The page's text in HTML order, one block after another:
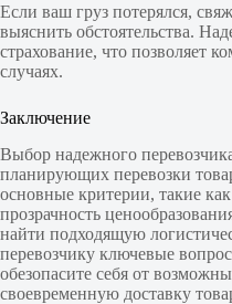
Если ваш груз потерялся,
выяснить обстоятельства.
страхование, что позволяет
случаях.
Заключение
Выбор надежного
планирующих перевозки
основные критерии, такие
прозрачность
найти подходящую
перевозчику ключевые
обезопасите себя от
своевременную доставку